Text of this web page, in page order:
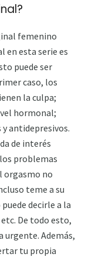
femenino
en esta serie es
puede ser
caso, los
la culpa;
hormonal;
antidepresivos.
de interés
problemas
orgasmo no
teme a su
decirle a la
De todo esto,
urgente. Además,
tu propia